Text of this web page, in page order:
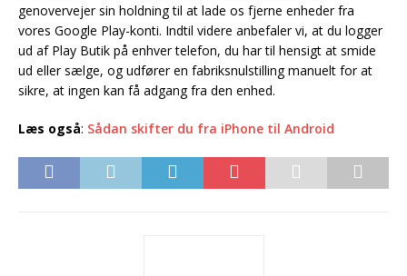
genovervejer sin holdning til at lade os fjerne enheder fra
vores Google Play-konti. Indtil videre anbefaler vi, at du logger
ud af Play Butik på enhver telefon, du har til hensigt at smide
ud eller sælge, og udfører en fabriksnulstilling manuelt for at
sikre, at ingen kan få adgang fra den enhed.
Læs også: Sådan skifter du fra iPhone til Android